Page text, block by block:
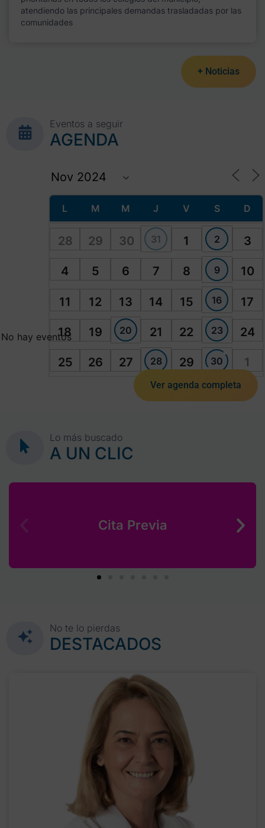
atendiendo las principales demandas trasladadas por las
comunidades
+ Noticias
Eventos a seguir
AGENDA
L M M J V S D
28 29 30 31 1 2 3
4 5 6 7 8 9 10
11 12 13 14 15 16 17
18 19 20 21 22 23 24
25 26 27 28 29 30 1
No hay eventos
Ver agenda completa
Lo más buscado
A UN CLIC
Cita Previa
No te lo pierdas
DESTACADOS